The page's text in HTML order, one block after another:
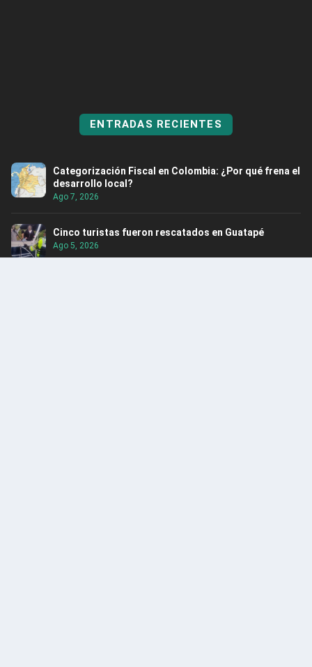
ENTRADAS RECIENTES
Categorización Fiscal en Colombia: ¿Por qué frena el
desarrollo local?
Ago 7, 2026
Cinco turistas fueron rescatados en Guatapé
Ago 5, 2026